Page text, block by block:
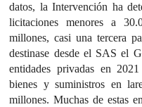
datos, la Intervención ha
licitaciones menores a
millones, casi una tercera
destinase desde el SAS el
entidades privadas en
bienes y suministros en
millones. Muchas de estas